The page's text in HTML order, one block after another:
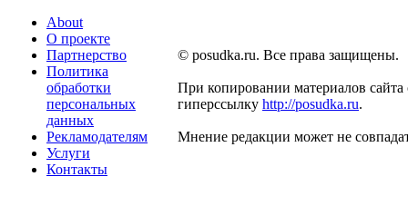
About
О проекте
Партнерство
Политика
обработки
персональных
данных
Рекламодателям
Услуги
Контакты
© posudka.ru. Все права защищены.
При копировании материалов сайта
гиперссылку http://posudka.ru.
Мнение редакции может не